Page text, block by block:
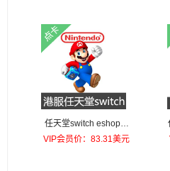
任天堂switch eshop港
服NS充值卡500 HKD
VIP会员价：83.31美元